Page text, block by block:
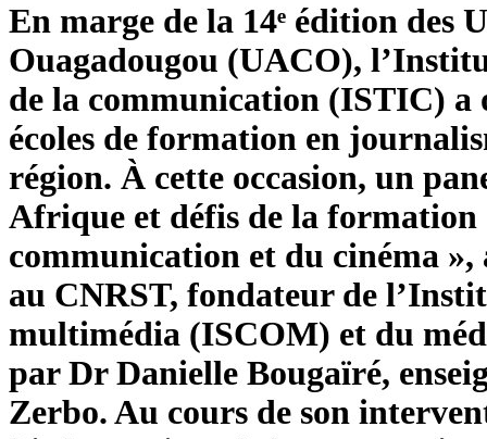
En marge de la 14ᵉ édition des
Ouagadougou (UACO),
de la communication (ISTIC) a
écoles de formation en
région. À cette occasion, un
Afrique et défis de la formation
communication et du cinéma
au CNRST, fondateur de
multimédia (ISCOM) et du
par Dr Danielle Bougaïré,
Zerbo. Au cours de son